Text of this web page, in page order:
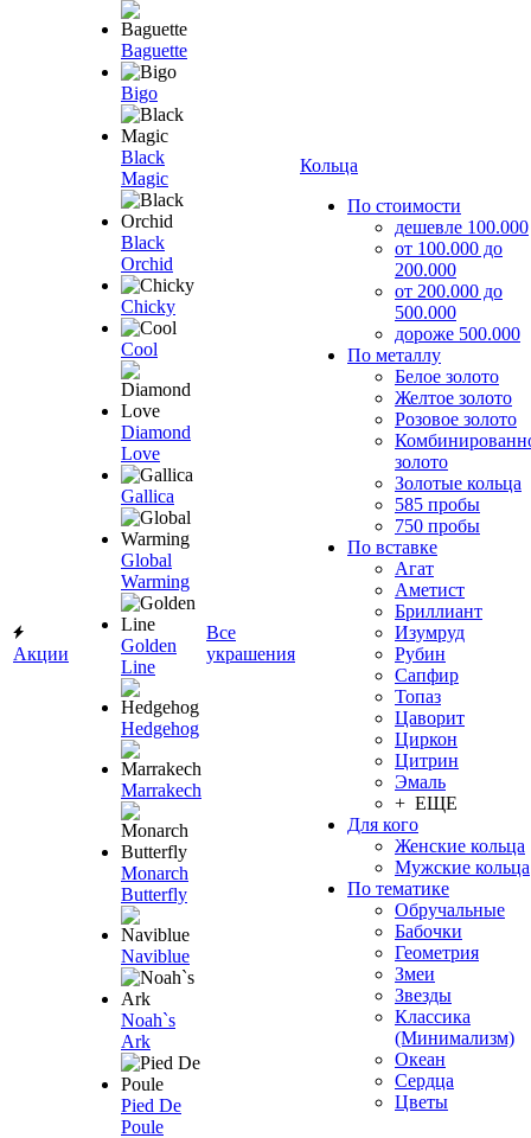
Акции
Baguette
Bigo
Black
Magic
Black
Orchid
Chicky
Cool
Diamond
Love
Gallica
Global
Warming
Golden
Line
Hedgehog
Marrakech
Monarch
Butterfly
Naviblue
Noah`s
Ark
Pied De
Poule
Все
украшения
Кольца
По стоимости
дешевле 100.000
от 100.000 до
200.000
от 200.000 до
500.000
дороже 500.000
По металлу
Белое золото
Желтое золото
Розовое золото
золото
Золотые кольца
585 пробы
750 пробы
По вставке
Агат
Аметист
Бриллиант
Изумруд
Рубин
Сапфир
Топаз
Цаворит
Циркон
Цитрин
Эмаль
+ ЕЩЕ
Для кого
Женские кольца
Мужские кольца
По тематике
Обручальные
Бабочки
Геометрия
Змеи
Звезды
Классика
(Минимализм)
Океан
Сердца
Цветы